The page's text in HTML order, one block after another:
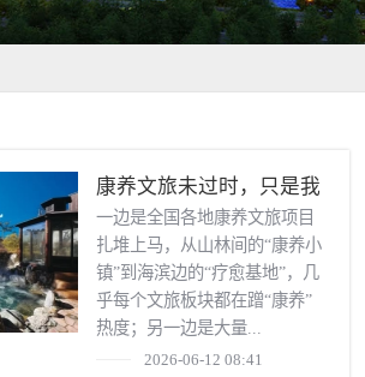
康养文旅未过时，只是我
们误解了它
一边是全国各地康养文旅项目
扎堆上马，从山林间的“康养小
镇”到海滨边的“疗愈基地”，几
乎每个文旅板块都在蹭“康养”
热度；另一边是大量...
2026-06-12 08:41